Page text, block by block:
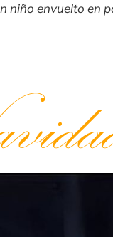
niño envuelto en